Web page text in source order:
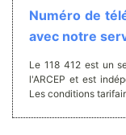
Numéro de
avec notre
Le 118 412 est un
l'ARCEP et est
Les conditions